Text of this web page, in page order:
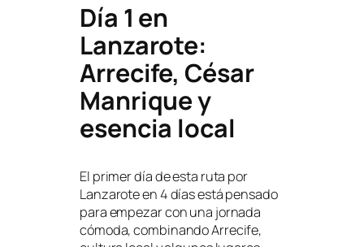
Día 1 en
Lanzarote:
Arrecife, César
Manrique y
esencia local
El primer día de esta ruta por
Lanzarote en 4 días está pensado
para empezar con una jornada
cómoda, combinando Arrecife,